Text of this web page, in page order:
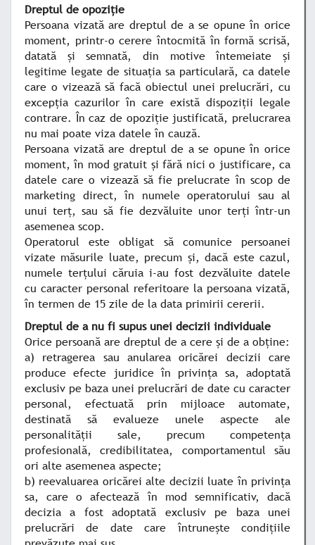
Dreptul de opoziţie
Persoana vizată are dreptul de a se opune în orice
moment, printr-o cerere întocmită în formă scrisă,
datată şi semnată, din motive întemeiate şi
legitime legate de situaţia sa particulară, ca datele
care o vizează să facă obiectul unei prelucrări, cu
excepţia cazurilor în care există dispoziţii legale
contrare. În caz de opoziţie justificată, prelucrarea
nu mai poate viza datele în cauză.
Persoana vizată are dreptul de a se opune în orice
moment, în mod gratuit şi fără nici o justificare, ca
datele care o vizează să fie prelucrate în scop de
marketing direct, în numele operatorului sau al
unui terţ, sau să fie dezvăluite unor terţi într-un
asemenea scop.
Operatorul este obligat să comunice persoanei
vizate măsurile luate, precum şi, dacă este cazul,
numele terţului căruia i-au fost dezvăluite datele
cu caracter personal referitoare la persoana vizată,
în termen de 15 zile de la data primirii cererii.
Dreptul de a nu fi supus unei decizii individuale
Orice persoană are dreptul de a cere şi de a obţine:
a) retragerea sau anularea oricărei decizii care
produce efecte juridice în privinţa sa, adoptată
exclusiv pe baza unei prelucrări de date cu caracter
personal, efectuată prin mijloace automate,
destinată să evalueze unele aspecte ale
personalităţii sale, precum competenţa
profesională, credibilitatea, comportamentul său
ori alte asemenea aspecte;
b) reevaluarea oricărei alte decizii luate în privinţa
sa, care o afectează în mod semnificativ, dacă
decizia a fost adoptată exclusiv pe baza unei
prelucrări de date care întruneşte condiţiile